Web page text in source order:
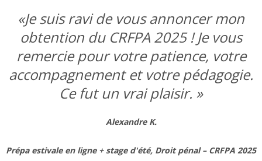
«Je suis ravi de vous annoncer mon
obtention du CRFPA 2025 ! Je vous
remercie pour votre patience, votre
accompagnement et votre pédagogie.
Ce fut un vrai plaisir. »
Alexandre K.
Prépa estivale en ligne + stage d'été, Droit pénal – CRFPA 2025